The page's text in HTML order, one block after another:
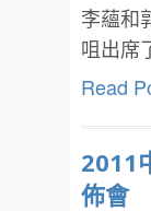
李蘊和
咀出席
Read
2011
佈會